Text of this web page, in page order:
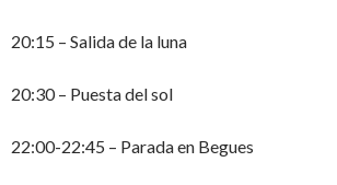
20:15 – Salida de la luna
20:30 – Puesta del sol
22:00-22:45 – Parada en Begues